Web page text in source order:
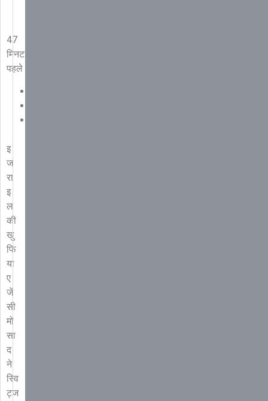
47
मिनट
पहले
इ
ज
रा
इ
ल
की
खु
फि
या
ए
जें
सी
मो
सा
द
ने
स्वि
ट्ज